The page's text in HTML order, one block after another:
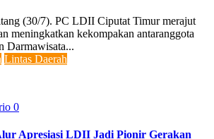
(30/7). PC LDII Ciputat Timur merajut
meningkatkan kekompakan antaranggota
Darmawisata...
Lintas Daerah
0
Apresiasi LDII Jadi Pionir Gerakan